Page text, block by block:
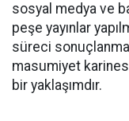
sosyal medya ve
peşe yayınlar
süreci
masumiyet
bir yaklaşımdır.